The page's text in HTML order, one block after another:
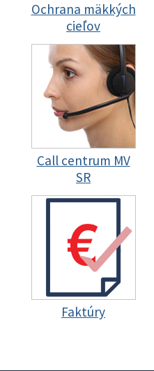
Ochrana mäkkých
cieľov
Call centrum MV
SR
Faktúry